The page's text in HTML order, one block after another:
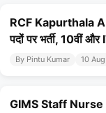
RCF Kapurthala
पदों पर भर्ती, 10वीं
By Pintu Kumar 10
GIMS Staff